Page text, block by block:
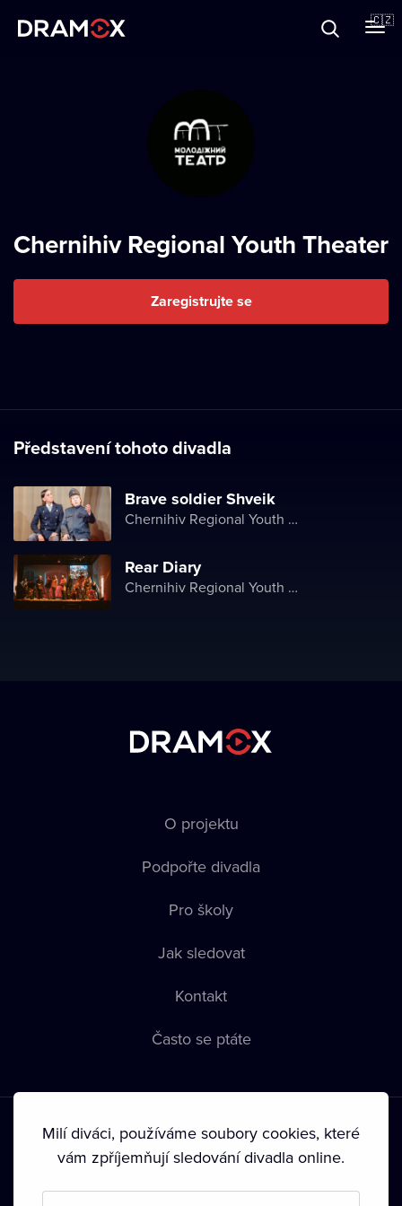
🇨🇿
Chernihiv Regional Youth Theater
Zaregistrujte se
Představení tohoto divadla
Brave soldier Shveik
Chernihiv Regional Youth Theater
Rear Diary
Chernihiv Regional Youth Theater
O projektu
Podpořte divadla
Pro školy
Jak sledovat
Kontakt
Často se ptáte
Podmínky používání • Ochrana soukromí • Zásady používání
Milí diváci, používáme soubory cookies, které
vám zpříjemňují sledování divadla online.